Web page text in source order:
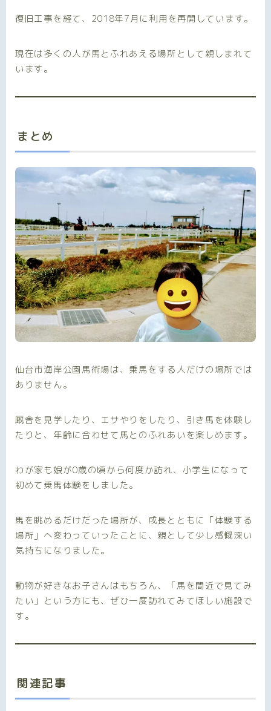
復旧工事を経て、2018年7月に利用を再開しています。
現在は多くの人が馬とふれあえる場所として親しまれて
います。
まとめ
仙台市海岸公園馬術場は、乗馬をする人だけの場所では
ありません。
厩舎を見学したり、エサやりをしたり、引き馬を体験し
たりと、年齢に合わせて馬とのふれあいを楽しめます。
わが家も娘が0歳の頃から何度か訪れ、小学生になって
初めて乗馬体験をしました。
馬を眺めるだけだった場所が、成長とともに「体験する
場所」へ変わっていったことに、親として少し感慨深い
気持ちになりました。
動物が好きなお子さんはもちろん、「馬を間近で見てみ
たい」という方にも、ぜひ一度訪れてみてほしい施設で
す。
関連記事